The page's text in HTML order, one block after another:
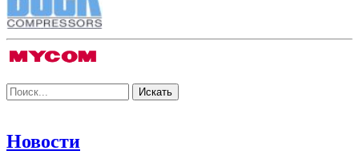
Новости